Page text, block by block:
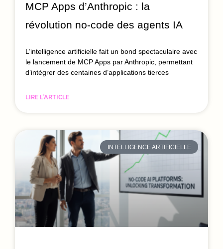
MCP Apps d’Anthropic : la
révolution no-code des agents IA
L’intelligence artificielle fait un bond spectaculaire avec
le lancement de MCP Apps par Anthropic, permettant
d’intégrer des centaines d’applications tierces
LIRE L'ARTICLE
INTELLIGENCE ARTIFICIELLE